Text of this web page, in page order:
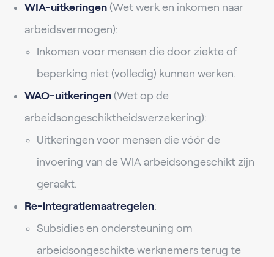
WIA-uitkeringen (Wet werk en inkomen naar
arbeidsvermogen):
Inkomen voor mensen die door ziekte of
beperking niet (volledig) kunnen werken.
WAO-uitkeringen (Wet op de
arbeidsongeschiktheidsverzekering):
Uitkeringen voor mensen die vóór de
invoering van de WIA arbeidsongeschikt zijn
geraakt.
Re-integratiemaatregelen:
Subsidies en ondersteuning om
arbeidsongeschikte werknemers terug te